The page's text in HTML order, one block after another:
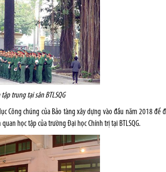
trung tại sân BTLSQG
Công chúng của Bảo tàng xây dựng vào đầu năm 2018 để
học tập của trường Đại học Chính trị tại BTLSQG.